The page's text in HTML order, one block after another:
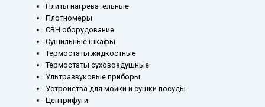
Плиты нагревательные
Плотномеры
СВЧ оборудование
Сушильные шкафы
Термостаты жидкостные
Термостаты суховоздушные
Ультразвуковые приборы
Устройства для мойки и сушки посуды
Центрифуги